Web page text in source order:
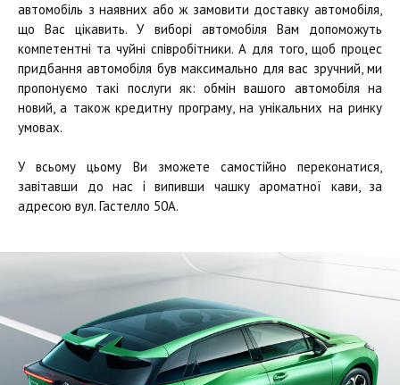
автомобіль з наявних або ж замовити доставку автомобіля,
що Вас цікавить. У виборі автомобіля Вам допоможуть
компетентні та чуйні співробітники. А для того, щоб процес
придбання автомобіля був максимально для вас зручний, ми
пропонуємо такі послуги як: обмін вашого автомобіля на
новий, а також кредитну програму, на унікальних на ринку
умовах.
У всьому цьому Ви зможете самостійно переконатися,
завітавши до нас і випивши чашку ароматної кави, за
адресою вул. Гастелло 50А.